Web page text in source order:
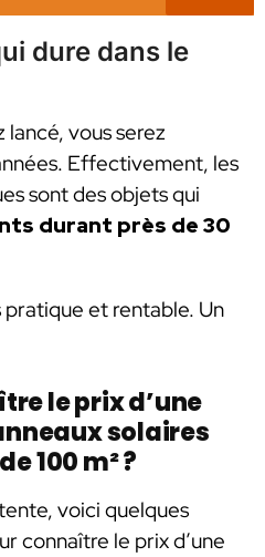
dure dans le
lancé, vous serez
Effectivement, les
sont des objets qui
durant près de 30
et rentable. Un
le prix d’une
solaires
100 m² ?
voici quelques
connaître le prix d’une